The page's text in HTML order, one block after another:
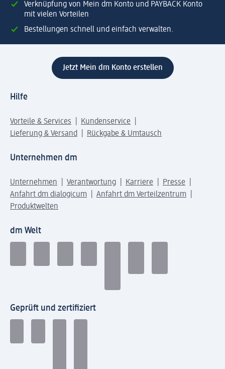
Verknüpfung von Mein dm Konto und PAYBACK Konto
mit vielen Vorteilen
Bestellungen schnell und einfach verwalten.
Jetzt Mein dm Konto erstellen
Hilfe
Vorteile & Services
Kundenservice
Lieferung & Versand
Rückgabe & Umtausch
Unternehmen dm
Unternehmen Verantwortung Karriere
Presse
Anfahrt dm dialogicum
Anfahrt dm Verteilzentrum
Produktwelten
dm Welt
Geprüft und zertifiziert